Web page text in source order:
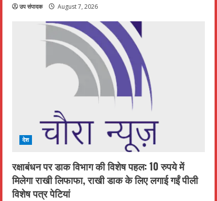
उप संपादक August 7, 2026
देश
रक्षाबंधन पर डाक विभाग की विशेष पहल: 10 रुपये में
मिलेगा राखी लिफाफा, राखी डाक के लिए लगाई गईं पीली
विशेष पत्र पेटियां